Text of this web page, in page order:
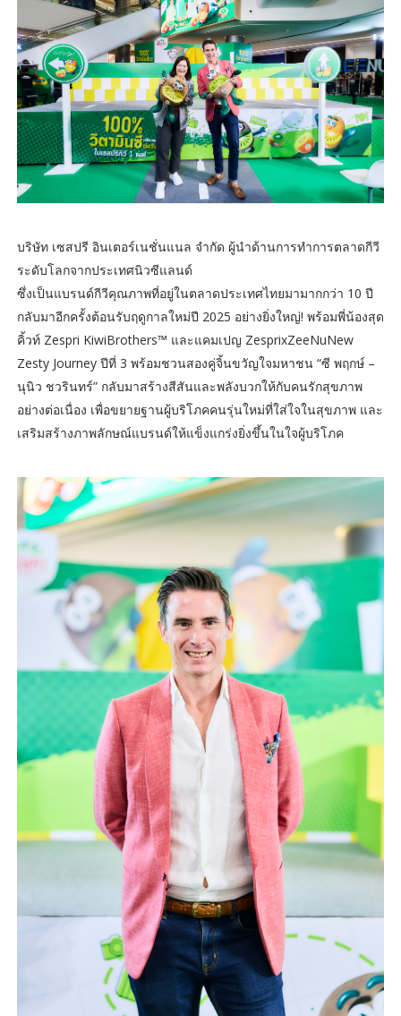
บริษัท เซสปรี อินเตอร์เนชั่นแนล จำกัด ผู้นำด้านการทำการตลาดกีวี
ระดับโลกจากประเทศนิวซีแลนด์
ซึ่งเป็นแบรนด์กีวีคุณภาพที่อยู่ในตลาดประเทศไทยมามากกว่า 10 ปี
กลับมาอีกครั้งต้อนรับฤดูกาลใหม่ปี 2025 อย่างยิ่งใหญ่! พร้อมพี่น้องสุด
คิ้วท์ Zespri KiwiBrothers™ และแคมเปญ ZesprixZeeNuNew
Zesty Journey ปีที่ 3 พร้อมชวนสองคู่จิ้นขวัญใจมหาชน “ซี พฤกษ์ –
นุนิว ชวรินทร์” กลับมาสร้างสีสันและพลังบวกให้กับคนรักสุขภาพ
อย่างต่อเนื่อง เพื่อขยายฐานผู้บริโภคคนรุ่นใหม่ที่ใส่ใจในสุขภาพ และ
เสริมสร้างภาพลักษณ์แบรนด์ให้แข็งแกร่งยิ่งขึ้นในใจผู้บริโภค